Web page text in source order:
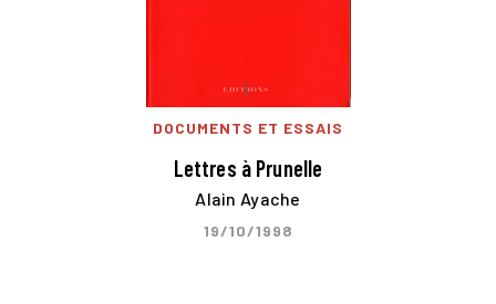
DOCUMENTS ET ESSAIS
Lettres à Prunelle
Alain Ayache
19/10/1998